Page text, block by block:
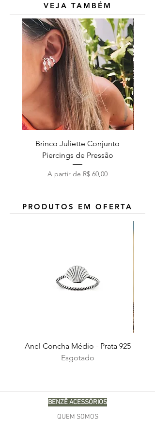
Brinco Juliette Conjunto
Piercings de Pressão
A partir de R$ 60,00
Preço promocional
VEJA TAMBÉM
PRODUTOS EM OFERTA
Anel Concha Médio - Prata 925
Esgotado
BENZÊ ACESSÓRIOS
QUEM SOMOS